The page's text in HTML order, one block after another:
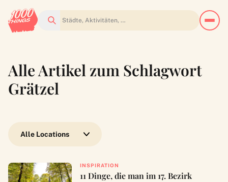
Suchen
Alle Artikel zum Schlagwort
Grätzel
INSPIRATION
11 Dinge, die man im 17. Bezirk